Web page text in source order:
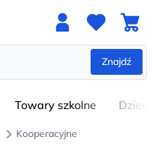
Znajdź
Towary szkolne
Kooperacyjne